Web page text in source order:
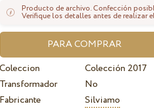
Producto de archivo. Confección
Verifique los detalles antes de realizar
Coleccion
Colección 2017
Transformador
No
Fabricante
Silviamo